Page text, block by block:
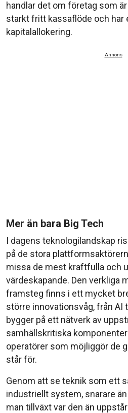
handlar det om företag som
starkt fritt kassaflöde och har
kapitalallokering.
Annons
Mer än bara Big Tech
I dagens teknologilandskap
på de stora
missa de mest kraftfulla och
värdeskapande. Den verkliga
framsteg finns i ett mycket
större innovationsvåg, från AI
bygger på ett nätverk av
samhällskritiska
operatörer som möjliggör de
står för.
Genom att se teknik som ett
industriellt system, snarare
man tillväxt var den än